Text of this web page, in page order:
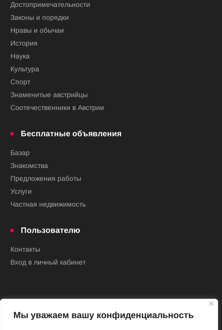
Мы уважаем вашу конфиденциальность
Достопримечательности
Законы и порядки
Нравы и обычаи
История
Наука
Культура
Спорт
Знаменитые австрийцы
Соотечественники в Австрии
Бесплатные объявления
Базар
Знакомства
Предложения работы
Услуги
Частная недвижимость
Пользователю
Контакты
Вход в личный кабинет